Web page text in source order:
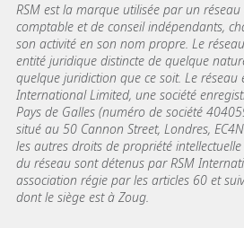
RSM est la marque utilisée par un
comptable et de conseil indépendants,
son activité en son nom propre. Le
entité juridique distincte de quelque
quelque juridiction que ce soit. Le réseau
International Limited, une société
Pays de Galles (numéro de société
situé au 50 Cannon Street, Londres,
les autres droits de propriété
du réseau sont détenus par RSM
association régie par les articles 60 et
dont le siège est à Zoug.